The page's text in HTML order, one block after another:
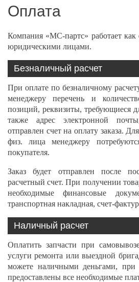
Оплата
Компания «МС-партс» работает
юридическими лицами.
Безналичный расчет
При оплате по безналичному
менеджеру перечень и
позиций, реквизиты, требующиеся
также адрес электронной
отправлен счет на оплату заказа.
физ. лица менеджеру
покупателя.
Заказ будет отправлен после
расчетный счет. При получении
необходимые финансовые
транспортная накладная, счет-
Наличный расчет
Оплатить запчасти при
услуги ремонта или выездной
можете наличными деньгами, при
предоставлены все необходимые